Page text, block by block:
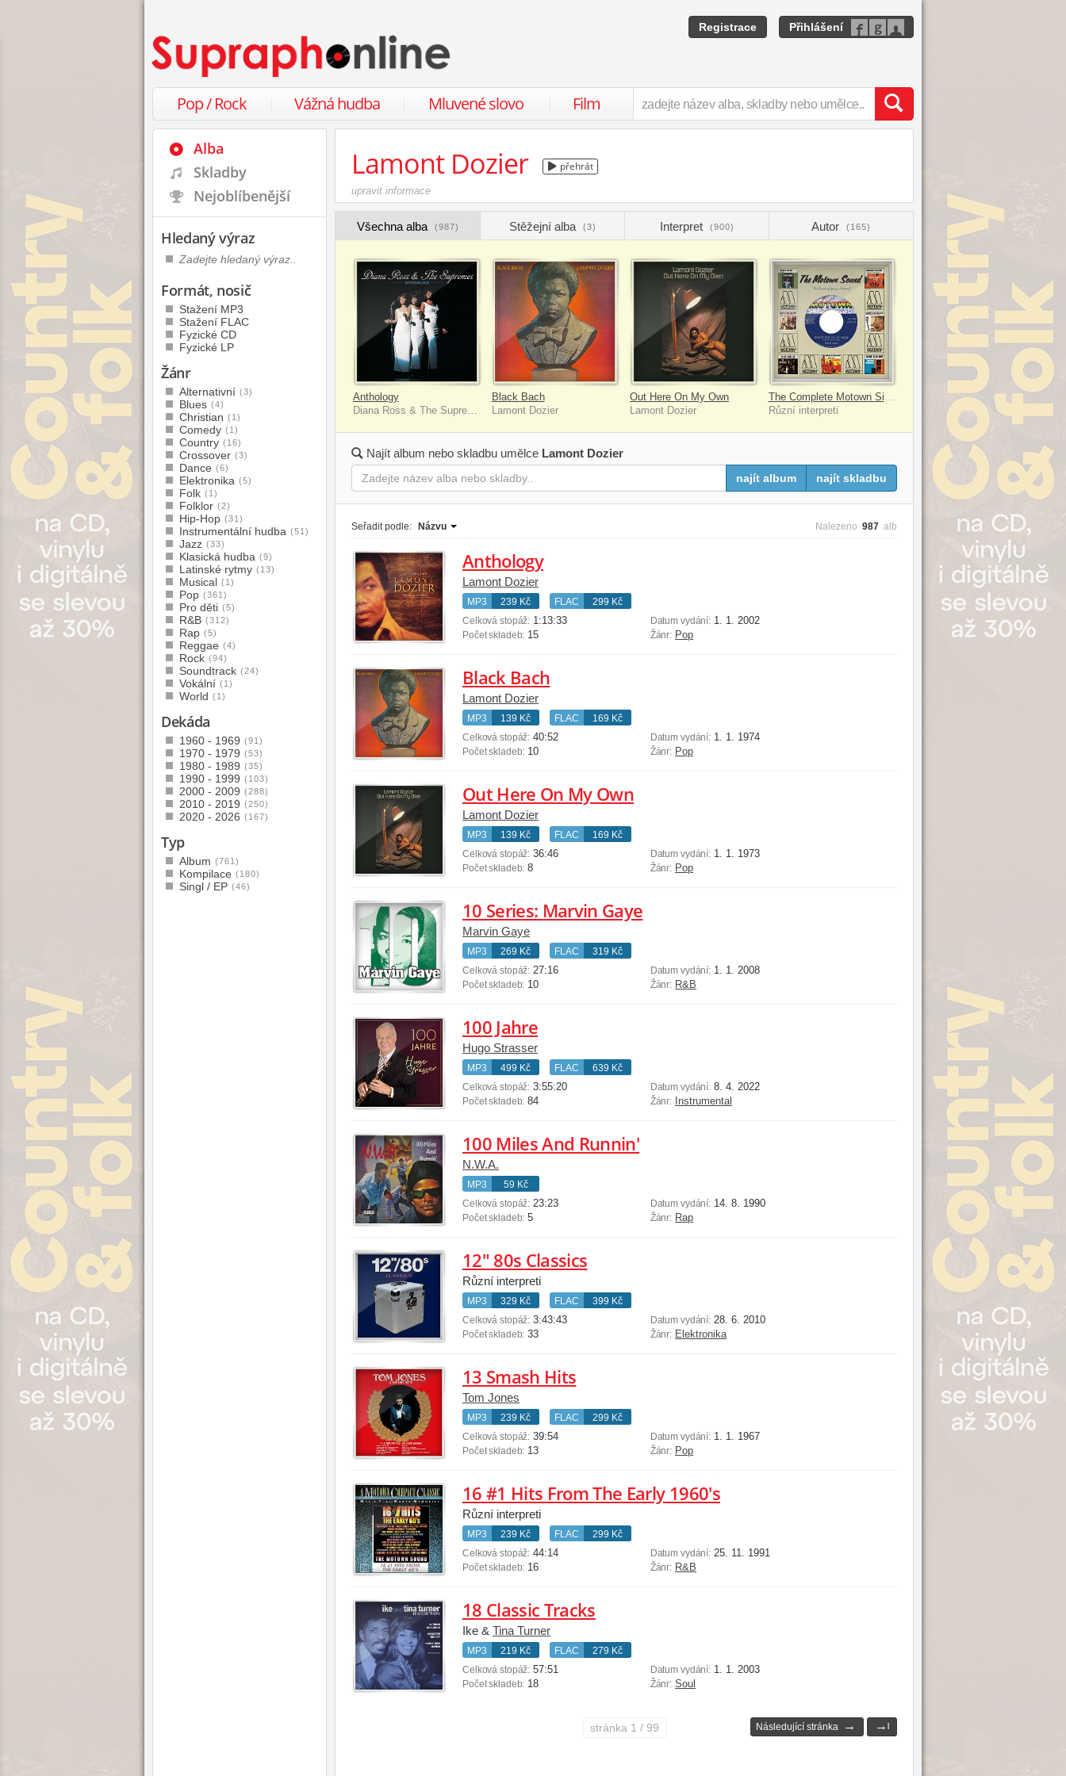
Registrace Přihlášení
Pop / Rock Vážná hudba Mluvené slovo Film
Lamont Dozier přehrát
upravit informace
Všechna alba (987) Stěžejní alba (3) Interpret (900) Autor (165)
Anthology
Black Bach
Lamont Dozier
Out Here On My Own
Lamont Dozier
Různí interpreti
Najít album nebo skladbu umělce Lamont Dozier
najít album najít skladbu
Seřadit podle: Názvu Nalezeno 987 alb
Anthology
Lamont Dozier
MP3 239 Kč FLAC
299 Kč
Celková stopáž: 1:13:33
Počet skladeb: 15
Datum vydání: 1. 1. 2002
Žánr: Pop
Black Bach
Lamont Dozier
MP3 139 Kč FLAC
169 Kč
Celková stopáž: 40:52
Počet skladeb: 10
Datum vydání: 1. 1. 1974
Žánr: Pop
Out Here On My Own
Lamont Dozier
MP3 139 Kč FLAC
169 Kč
Celková stopáž: 36:46
Počet skladeb: 8
Datum vydání: 1. 1. 1973
Žánr: Pop
10 Series: Marvin Gaye
Marvin Gaye
MP3 269 Kč FLAC
319 Kč
Celková stopáž: 27:16
Počet skladeb: 10
Datum vydání: 1. 1. 2008
Žánr: R&B
100 Jahre
Hugo Strasser
MP3 499 Kč FLAC
639 Kč
Celková stopáž: 3:55:20
Počet skladeb: 84
Datum vydání: 8. 4. 2022
Žánr: Instrumental
100 Miles And Runnin'
N.W.A.
MP3
59 Kč
Celková stopáž: 23:23
Počet skladeb: 5
Datum vydání: 14. 8. 1990
Žánr: Rap
12" 80s Classics
Různí interpreti
MP3 329 Kč FLAC
399 Kč
Celková stopáž: 3:43:43
Počet skladeb: 33
Datum vydání: 28. 6. 2010
Žánr: Elektronika
13 Smash Hits
Tom Jones
MP3 239 Kč FLAC
299 Kč
Celková stopáž: 39:54
Počet skladeb: 13
Datum vydání: 1. 1. 1967
Žánr: Pop
16 #1 Hits From The Early 1960's
Různí interpreti
MP3 239 Kč FLAC
299 Kč
Celková stopáž: 44:14
Počet skladeb: 16
Datum vydání: 25. 11. 1991
Žánr: R&B
18 Classic Tracks
Ike &Tina Turner
MP3 219 Kč FLAC
279 Kč
Celková stopáž: 57:51
Počet skladeb: 18
Datum vydání: 1. 1. 2003
Žánr: Soul
stránka 1 / 99 Následující stránka → →
Alba
Skladby
Nejoblíbenější
Hledaný výraz
Formát, nosič
Stažení MP3
Stažení FLAC
Fyzické CD
Fyzické LP
Žánr
Alternativní (3)
Blues (4)
Christian (1)
Comedy (1)
Country (16)
Crossover (3)
Dance (6)
Elektronika (5)
Folk (1)
Folklor (2)
Hip-Hop (31)
Instrumentální hudba (51)
Jazz (33)
Klasická hudba (9)
Latinské rytmy (13)
Musical (1)
Pop (361)
Pro děti (5)
R&B (312)
Rap (5)
Reggae (4)
Rock (94)
Soundtrack (24)
Vokální (1)
World (1)
Dekáda
1960 - 1969 (91)
1970 - 1979 (53)
1980 - 1989 (35)
1990 - 1999 (103)
2000 - 2009 (288)
2010 - 2019 (250)
2020 - 2026 (167)
Typ
Album (761)
Kompilace (180)
Singl / EP (46)